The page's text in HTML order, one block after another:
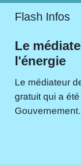
Flash Infos
Le
l'énergie
Le médiateur
gratuit qui a